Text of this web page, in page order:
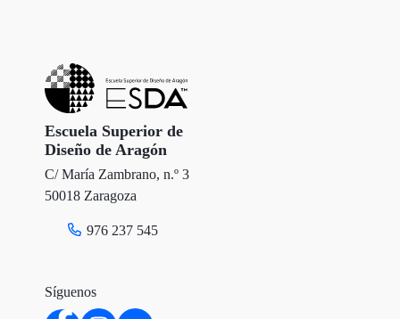
Escuela Superior de
Diseño de Aragón
C/ María Zambrano, n.º 3
50018 Zaragoza
976 237 545
Síguenos